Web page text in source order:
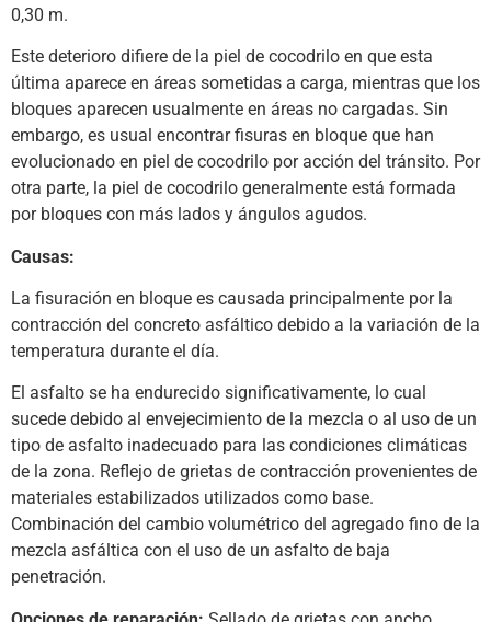
0,30 m.
Este deterioro difiere de la piel de cocodrilo en que esta
última aparece en áreas sometidas a carga, mientras que los
bloques aparecen usualmente en áreas no cargadas. Sin
embargo, es usual encontrar fisuras en bloque que han
evolucionado en piel de cocodrilo por acción del tránsito. Por
otra parte, la piel de cocodrilo generalmente está formada
por bloques con más lados y ángulos agudos.
Causas:
La fisuración en bloque es causada principalmente por la
contracción del concreto asfáltico debido a la variación de la
temperatura durante el día.
El asfalto se ha endurecido significativamente, lo cual
sucede debido al envejecimiento de la mezcla o al uso de un
tipo de asfalto inadecuado para las condiciones climáticas
de la zona. Reflejo de grietas de contracción provenientes de
materiales estabilizados utilizados como base.
Combinación del cambio volumétrico del agregado fino de la
mezcla asfáltica con el uso de un asfalto de baja
penetración.